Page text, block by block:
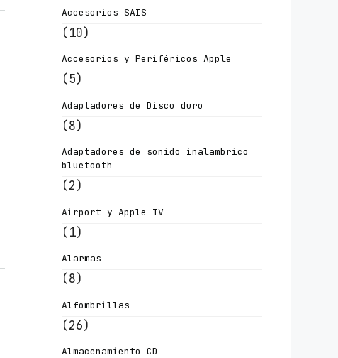
Accesorios SAIS
(10)
Accesorios y Periféricos Apple
(5)
Adaptadores de Disco duro
(8)
Adaptadores de sonido inalambrico
bluetooth
(2)
Airport y Apple TV
(1)
Alarmas
(8)
Alfombrillas
(26)
Almacenamiento CD